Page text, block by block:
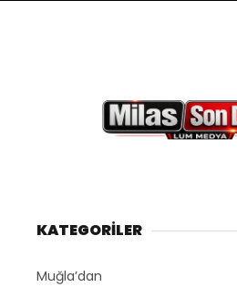
KATEGORİLER
Muğla’dan